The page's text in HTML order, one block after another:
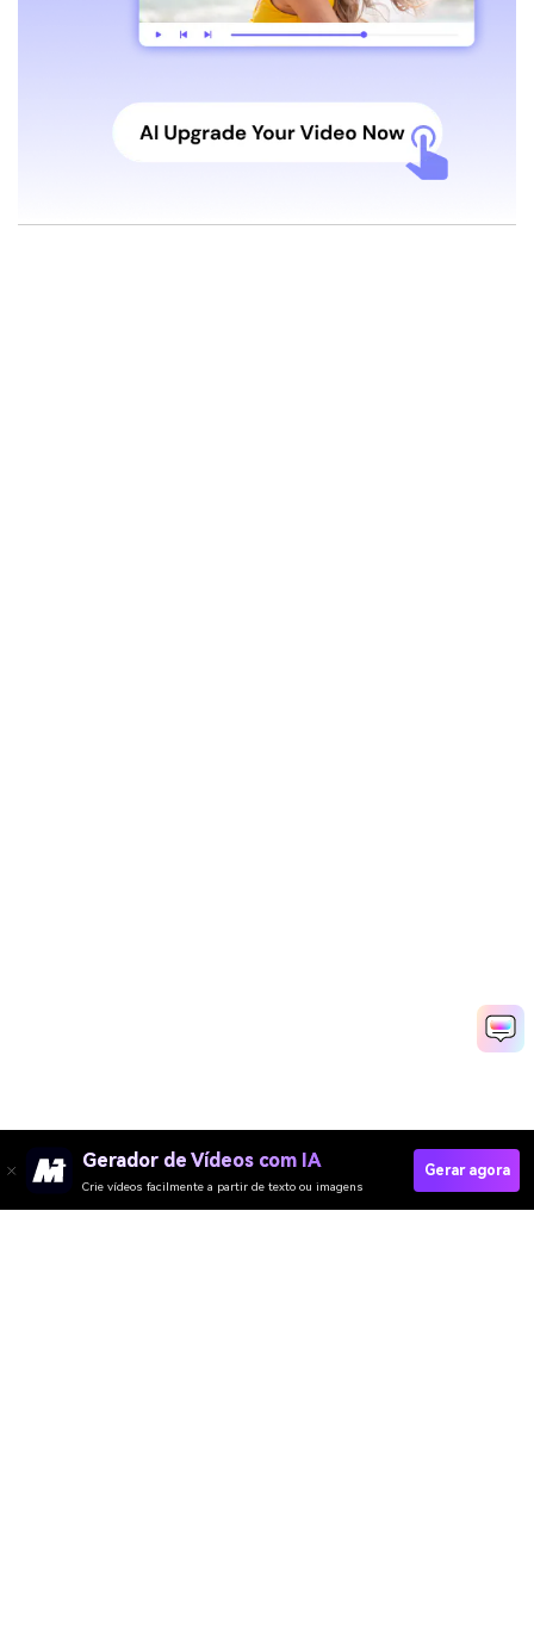
Gerador de Vídeos com IA
Crie vídeos facilmente a partir de texto ou imagens
Gerar agora